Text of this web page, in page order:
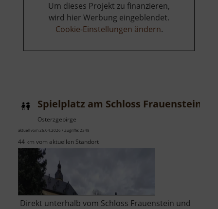
Um dieses Projekt zu finanzieren,
wird hier Werbung eingeblendet.
Cookie-Einstellungen ändern.
Spielplatz am Schloss Frauenstein
Osterzgebirge
aktuell vom 26.04.2026 / Zugriffe: 2348
44 km vom aktuellen Standort
Direkt unterhalb vom Schloss Frauenstein und